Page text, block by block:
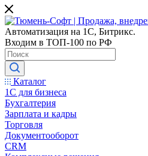
Автоматизация на 1С, Битрикс.
Входим в ТОП-100 по РФ
Каталог
1С для бизнеса
Бухгалтерия
Зарплата и кадры
Торговля
Документооборот
CRM